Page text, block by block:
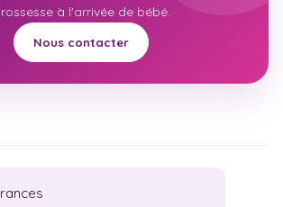
à l'arrivée de bébé.
Nous contacter